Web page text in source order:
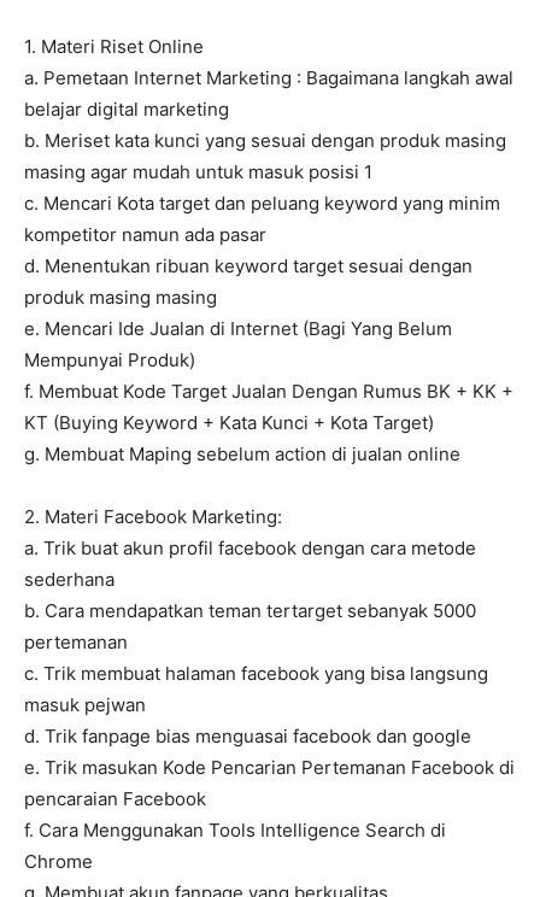
1. Materi Riset Online
a. Pemetaan Internet Marketing : Bagaimana langkah awal
belajar digital marketing
b. Meriset kata kunci yang sesuai dengan produk masing
masing agar mudah untuk masuk posisi 1
c. Mencari Kota target dan peluang keyword yang minim
kompetitor namun ada pasar
d. Menentukan ribuan keyword target sesuai dengan
produk masing masing
e. Mencari Ide Jualan di Internet (Bagi Yang Belum
Mempunyai Produk)
f. Membuat Kode Target Jualan Dengan Rumus BK + KK +
KT (Buying Keyword + Kata Kunci + Kota Target)
g. Membuat Maping sebelum action di jualan online
2. Materi Facebook Marketing:
a. Trik buat akun profil facebook dengan cara metode
sederhana
b. Cara mendapatkan teman tertarget sebanyak 5000
pertemanan
c. Trik membuat halaman facebook yang bisa langsung
masuk pejwan
d. Trik fanpage bias menguasai facebook dan google
e. Trik masukan Kode Pencarian Pertemanan Facebook di
pencaraian Facebook
f. Cara Menggunakan Tools Intelligence Search di
Chrome